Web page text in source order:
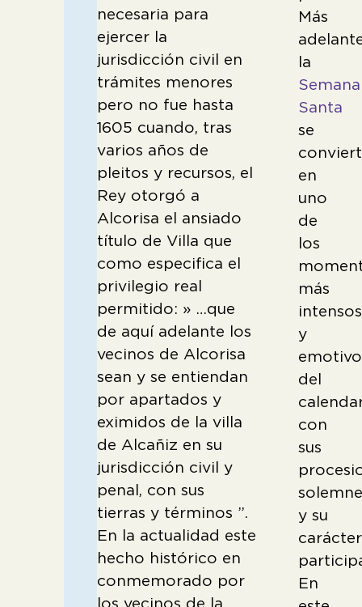
necesaria para
ejercer la
jurisdicción civil en
trámites menores
pero no fue hasta
1605 cuando, tras
varios años de
pleitos y recursos, el
Rey otorgó a
Alcorisa el ansiado
título de Villa que
como especifica el
privilegio real
permitido: » …que
de aquí adelante los
vecinos de Alcorisa
sean y se entiendan
por apartados y
eximidos de la villa
de Alcañiz en su
jurisdicción civil y
penal, con sus
tierras y términos ”.
En la actualidad este
hecho histórico en
conmemorado por
Más
la
Semana
Santa
se
en
uno
de
los
más
intensos
y
del
con
sus
y su
carácter
En